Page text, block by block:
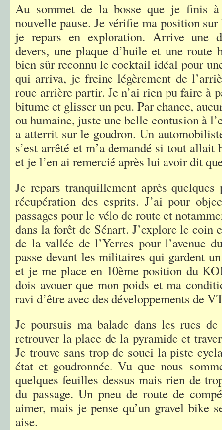
Au sommet de la bosse que je finis
nouvelle pause. Je vérifie ma position
je repars en exploration. Arrive une
devers, une plaque d’huile et une route
bien sûr reconnu le cocktail idéal pour
qui arriva, je freine légèrement de
roue arrière partir. Je n’ai rien pu faire à
bitume et glisser un peu. Par chance,
ou humaine, juste une belle contusion à
a atterrit sur le goudron. Un
s’est arrêté et m’a demandé si tout allait
et je l’en ai remercié après lui avoir dit
Je repars tranquillement après
récupération des esprits. J’ai pour
passages pour le vélo de route et
dans la forêt de Sénart. J’explore le coin
de la vallée de l’Yerres pour l’avenue
passe devant les militaires qui gardent
et je me place en 10ème position du
dois avouer que mon poids et ma
ravi d’être avec des développements de
Je poursuis ma balade dans les rues
retrouver la place de la pyramide et
Je trouve sans trop de souci la piste
état et goudronnée. Vu que nous
quelques feuilles dessus mais rien de
du passage. Un pneu de route de
aimer, mais je pense qu’un gravel bike
aise.